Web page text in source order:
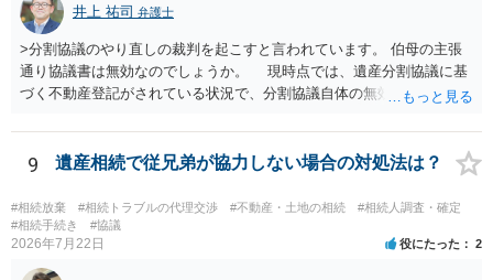
井上 祐司 弁護士
>分割協議のやり直しの裁判を起こすと言われています。 伯母の主張
通り協議書は無効なのでしょうか。 現時点では、遺産分割協議に基
づく不動産登記がされている状況で、分割協議自体の無効を裁判所が
方の訴訟の主張及び立証次第ですが、 ・御祖母様の認知能力に関する
医師の意見書、筆跡鑑定 が提出されればその効力が否定される可能性
様の意に反する遺産分割協議を行う実益が誰にあったかの立証が困難
であること からすると、実際に遺産分割協議の効力が否定される可能
性はそれほど高くない（立証のハードルは非常に高い）ということが
言えると思います。
9 遺産相続で従兄弟が協力しない場合の対処法は？
#相続放棄 #相続トラブルの代理交渉 #不動産・土地の相続
#相続人調査・確定
#相続手続き
#協議
2026年7月22日 役にたった 2